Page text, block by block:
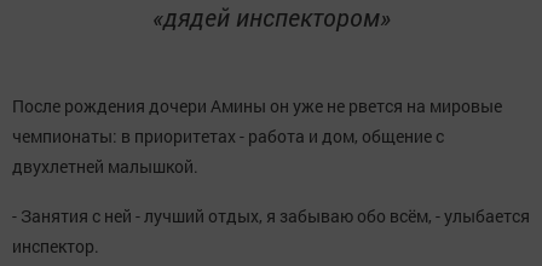
«дядей инспектором»
После рождения дочери Амины он уже не рвется на мировые
чемпионаты: в приоритетах - работа и дом, общение с
двухлетней малышкой.
- Занятия с ней - лучший отдых, я забываю обо всём, - улыбается
инспектор.